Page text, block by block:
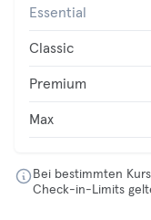
Essential
Classic
Premium
Max
Bei bestimmten
Check-in-Limits